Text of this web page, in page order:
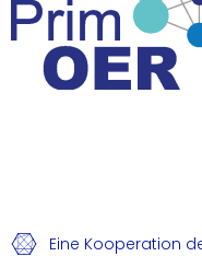
Eine Kooperation